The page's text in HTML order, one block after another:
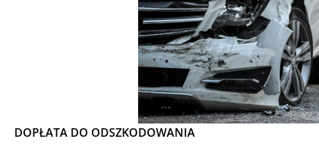
DOPŁATA DO ODSZKODOWANIA